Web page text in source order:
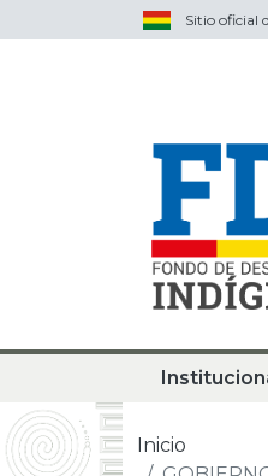
Sitio oficial
Inicio